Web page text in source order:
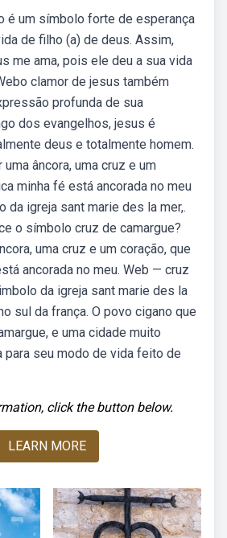
é um símbolo forte de esperança
de filho (a) de deus. Assim,
me ama, pois ele deu a sua vida
clamor de jesus também
profunda de sua
dos evangelhos, jesus é
deus e totalmente homem.
âncora, uma cruz e um
minha fé está ancorada no meu
da igreja sant marie des la mer,.
o símbolo cruz de camargue?
uma cruz e um coração, que
ancorada no meu. Web — cruz
da igreja sant marie des la
sul da frança. O povo cigano que
e uma cidade muito
para seu modo de vida feito de
click the button below.
LEARN MORE